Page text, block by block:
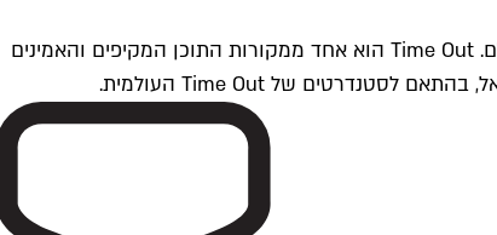
Time Outתל אביב הוא חלק מרשת Time Out Global — רשת מדיה בינלאומית הפועלת ב-360 ערים מרכזיות וב-60 מדינות ברחבי העולם. Time Out הוא אחד ממקורות התוכן המקיפים והאמינים